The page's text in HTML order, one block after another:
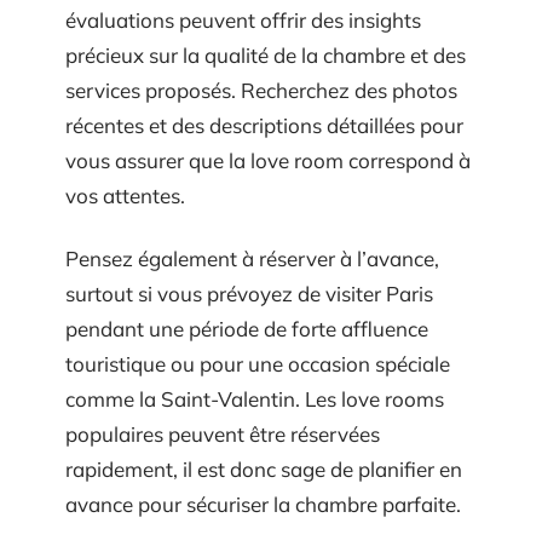
évaluations peuvent offrir des insights
précieux sur la qualité de la chambre et des
services proposés. Recherchez des photos
récentes et des descriptions détaillées pour
vous assurer que la love room correspond à
vos attentes.
Pensez également à réserver à l’avance,
surtout si vous prévoyez de visiter Paris
pendant une période de forte affluence
touristique ou pour une occasion spéciale
comme la Saint-Valentin. Les love rooms
populaires peuvent être réservées
rapidement, il est donc sage de planifier en
avance pour sécuriser la chambre parfaite.